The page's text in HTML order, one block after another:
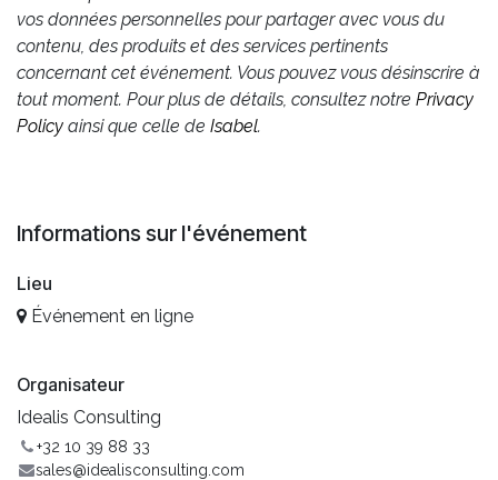
vos données personnelles pour partager avec vous du
contenu, des produits et des services pertinents
concernant cet événement. Vous pouvez vous désinscrire à
tout moment. Pour plus de détails, consultez notre Privacy
Policy ainsi que celle de Isabel.
Informations sur l'événement
Lieu
Événement en ligne
Organisateur
Idealis Consulting
+32 10 39 88 33
sales@idealisconsulting.com